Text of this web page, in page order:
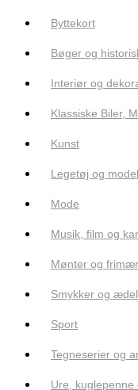
Byttekort
Bøger og
Interiør og
Klassiske Biler,
Kunst
Legetøj og
Mode
Musik, film og
Mønter og
Smykker og
Sport
Tegneserier og
Ure, kuglepenne